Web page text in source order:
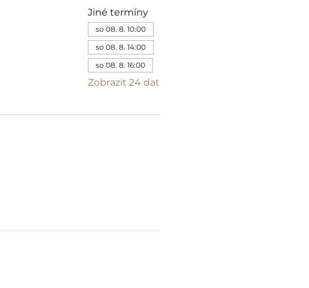
Jiné termíny
so 08. 8. 10:00
so 08. 8. 14:00
so 08. 8. 16:00
Zobrazit 24 dat